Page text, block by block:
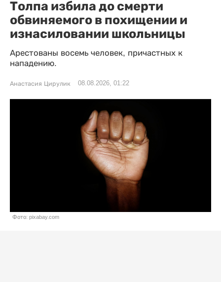
Толпа избила до смерти
обвиняемого в похищении и
изнасиловании школьницы
Арестованы восемь человек, причастных к
нападению.
Анастасия Цирулик 08.08.2026, 01:22
Фото: pixabay.com